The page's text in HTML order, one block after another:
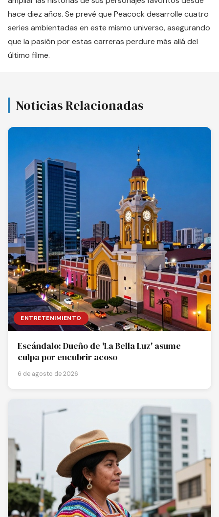
hace diez años. Se prevé que Peacock desarrolle cuatro
series ambientadas en este mismo universo, asegurando
que la pasión por estas carreras perdure más allá del
último filme.
Noticias Relacionadas
ENTRETENIMIENTO
Escándalo: Dueño de 'La Bella Luz' asume
culpa por encubrir acoso
6 de agosto de 2026